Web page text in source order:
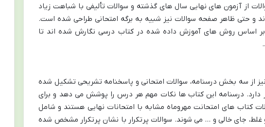
از آزمون های نهایی سال های گذشته و سوالات تألیفی با شباهت زیاد
و حتی ظاهر صفحه سوالات نیز شبیه به برگه امتحانی طراحی شده است.
بر اساس روش های آموزش داده شده در کتاب درسی نگارش شده اند تا
نیز از سه بخش درسنامه، سوالات امتحانی و پاسخنامه تشریحی تشکیل شده
دارد. درسنامه این کتاب ها نکات مهم هر درس را پوشش می دهد و برای
کتاب های امتحانت مهروماه مشابه با امتحانات نهایی هستند و شامل
غلط، جای خالی و … می شوند. سوالات پرتکرار با نشان پرتکرار مشخص شده